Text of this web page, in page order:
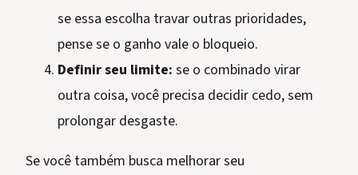
se essa escolha travar outras prioridades,
pense se o ganho vale o bloqueio.
Definir seu limite: se o combinado virar
outra coisa, você precisa decidir cedo, sem
prolongar desgaste.
Se você também busca melhorar seu